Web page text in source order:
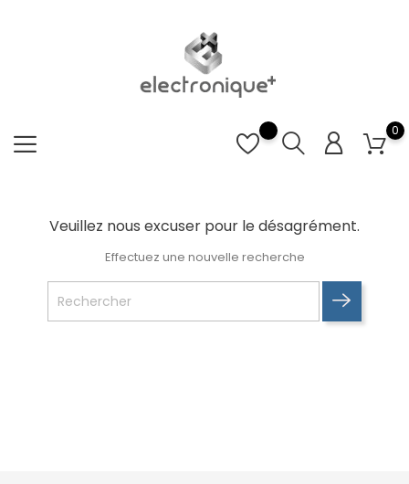
0
Veuillez nous excuser pour le désagrément.
Effectuez une nouvelle recherche